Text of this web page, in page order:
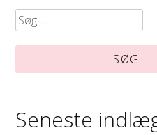
Søg
efter:
Seneste